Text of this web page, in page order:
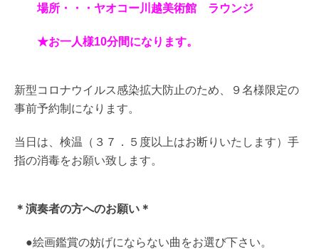
場所・・・ヤオコー川越美術館 ラウンジ
★お一人様10分間になります。
新型コロナウイルス感染拡大防止のため、９名様限定の
事前予約制になります。
当日は、検温（３７．５度以上はお断りいたします）手
指の消毒をお願い致します。
＊演奏者の方へのお願い＊
●絵画鑑賞の妨げにならない曲をお選び下さい。